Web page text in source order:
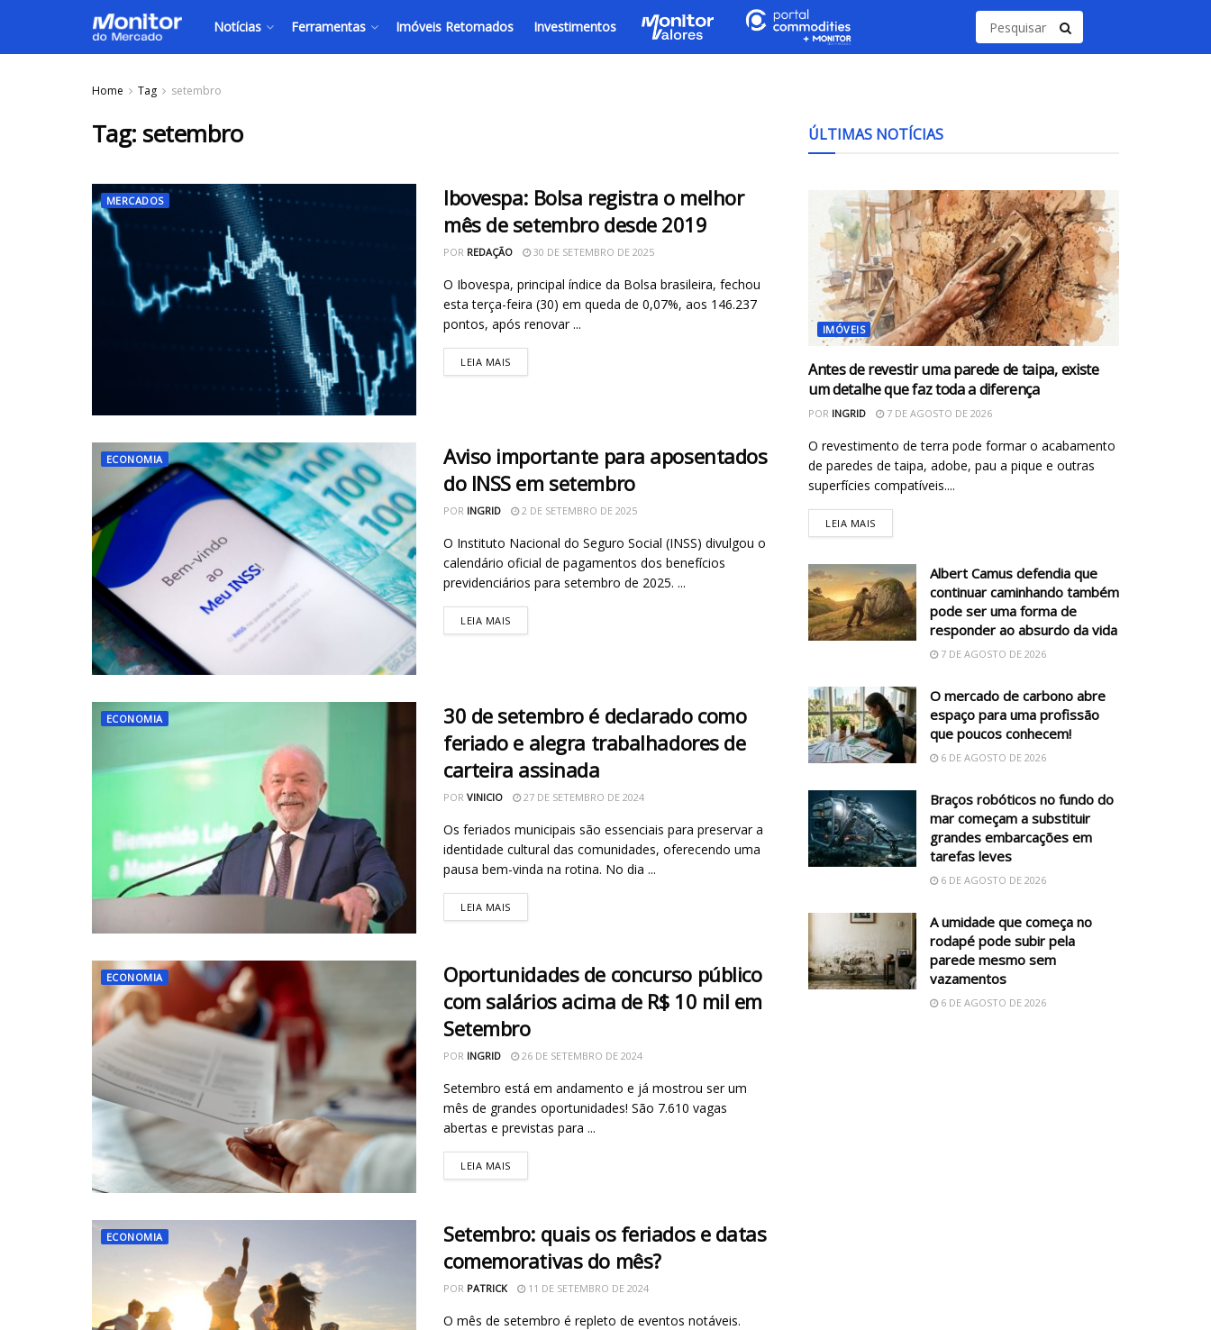
Notícias Ferramentas Imóveis Retomados Investimentos
Home Tag setembro
Tag: setembro
MERCADOS
Ibovespa: Bolsa registra o melhor
mês de setembro desde 2019
POR REDAÇÃO 30 DE SETEMBRO DE 2025
O Ibovespa, principal índice da Bolsa brasileira, fechou
esta terça-feira (30) em queda de 0,07%, aos 146.237
pontos, após renovar ...
LEIA MAIS
ECONOMIA
Aviso importante para aposentados
do INSS em setembro
POR INGRID 2 DE SETEMBRO DE 2025
O Instituto Nacional do Seguro Social (INSS) divulgou o
calendário oficial de pagamentos dos benefícios
previdenciários para setembro de 2025. ...
LEIA MAIS
ECONOMIA
30 de setembro é declarado como
feriado e alegra trabalhadores de
carteira assinada
POR VINICIO 27 DE SETEMBRO DE 2024
Os feriados municipais são essenciais para preservar a
identidade cultural das comunidades, oferecendo uma
pausa bem-vinda na rotina. No dia ...
LEIA MAIS
ECONOMIA
Oportunidades de concurso público
com salários acima de R$ 10 mil em
Setembro
POR INGRID 26 DE SETEMBRO DE 2024
Setembro está em andamento e já mostrou ser um
mês de grandes oportunidades! São 7.610 vagas
abertas e previstas para ...
LEIA MAIS
ECONOMIA
Setembro: quais os feriados e datas
comemorativas do mês?
POR PATRICK 11 DE SETEMBRO DE 2024
O mês de setembro é repleto de eventos notáveis.
ÚLTIMAS NOTÍCIAS
IMÓVEIS
Antes de revestir uma parede de taipa, existe
um detalhe que faz toda a diferença
POR INGRID 7 DE AGOSTO DE 2026
O revestimento de terra pode formar o acabamento
de paredes de taipa, adobe, pau a pique e outras
superfícies compatíveis....
LEIA MAIS
Albert Camus defendia que
continuar caminhando também
pode ser uma forma de
responder ao absurdo da vida
7 DE AGOSTO DE 2026
O mercado de carbono abre
espaço para uma profissão
que poucos conhecem!
6 DE AGOSTO DE 2026
Braços robóticos no fundo do
mar começam a substituir
grandes embarcações em
tarefas leves
6 DE AGOSTO DE 2026
A umidade que começa no
rodapé pode subir pela
parede mesmo sem
vazamentos
6 DE AGOSTO DE 2026